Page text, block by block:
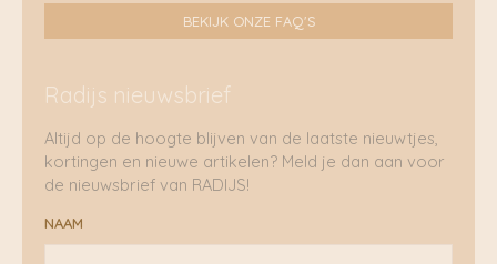
BEKIJK ONZE FAQ'S
Radijs nieuwsbrief
Altijd op de hoogte blijven van de laatste nieuwtjes,
kortingen en nieuwe artikelen? Meld je dan aan voor
de nieuwsbrief van RADIJS!
NAAM